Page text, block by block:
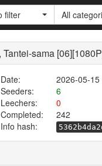
filter All
sama
Date:
2026-05-15
Seeders:
6
Leechers:
0
Completed:
242
Info hash: